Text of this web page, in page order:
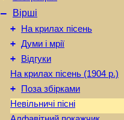
–
Вірші
+
На крилах пісень
+ Думи і мрії
+
Відгуки
На крилах пісень (1904 р.)
+
Поза збірками
Невільничі пісні